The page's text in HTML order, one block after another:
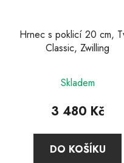
Hrnec s poklicí 20 cm,
Classic, Zwilling
hodnocení
produktu
3,9
z
Skladem
3 480 Kč
DO KOŠÍKU